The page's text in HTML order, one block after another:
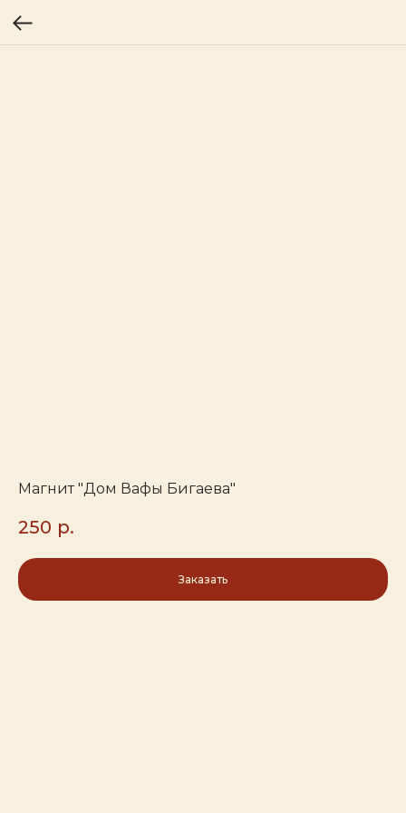
Магнит "Дом Вафы Бигаева"
250 р.
Заказать